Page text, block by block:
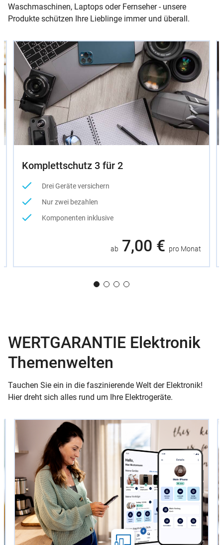
Waschmaschinen, Laptops oder Fernseher - unsere
Produkte schützen Ihre Lieblinge immer und überall.
Slider
Instructions
Komplettschutz 3 für 2
Drei Geräte versichern
Nur zwei bezahlen
Komponenten inklusive
ab 7,00 € pro Monat
WERTGARANTIE Elektronik
Themenwelten
Tauchen Sie ein in die faszinierende Welt der Elektronik!
Hier dreht sich alles rund um Ihre Elektrogeräte.
Slider
Instructions